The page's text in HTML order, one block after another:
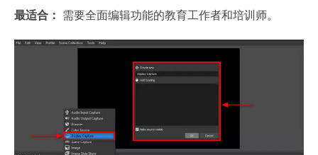
最适合： 需要全面编辑功能的教育工作者和培训师。